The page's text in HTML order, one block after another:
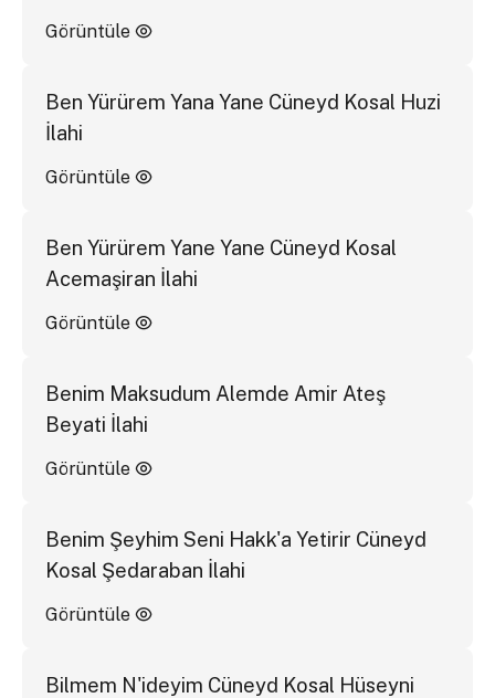
Görüntüle
Ben Yürürem Yana Yane Cüneyd Kosal Huzi
İlahi
Görüntüle
Ben Yürürem Yane Yane Cüneyd Kosal
Acemaşiran İlahi
Görüntüle
Benim Maksudum Alemde Amir Ateş
Beyati İlahi
Görüntüle
Benim Şeyhim Seni Hakk'a Yetirir Cüneyd
Kosal Şedaraban İlahi
Görüntüle
Bilmem N'ideyim Cüneyd Kosal Hüseyni